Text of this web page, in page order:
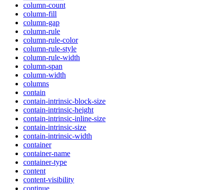
column-count
column-fill
column-gap
column-rule
column-rule-color
column-rule-style
column-rule-width
column-span
column-width
columns
contain
contain-intrinsic-block-size
contain-intrinsic-height
contain-intrinsic-inline-size
contain-intrinsic-size
contain-intrinsic-width
container
container-name
container-type
content
content-visibility
continue